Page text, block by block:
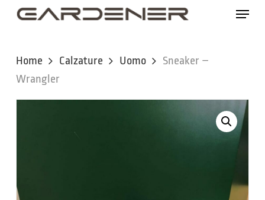
Skip
content
Menu
Home Calzature Uomo
Sneaker –
Wrangler